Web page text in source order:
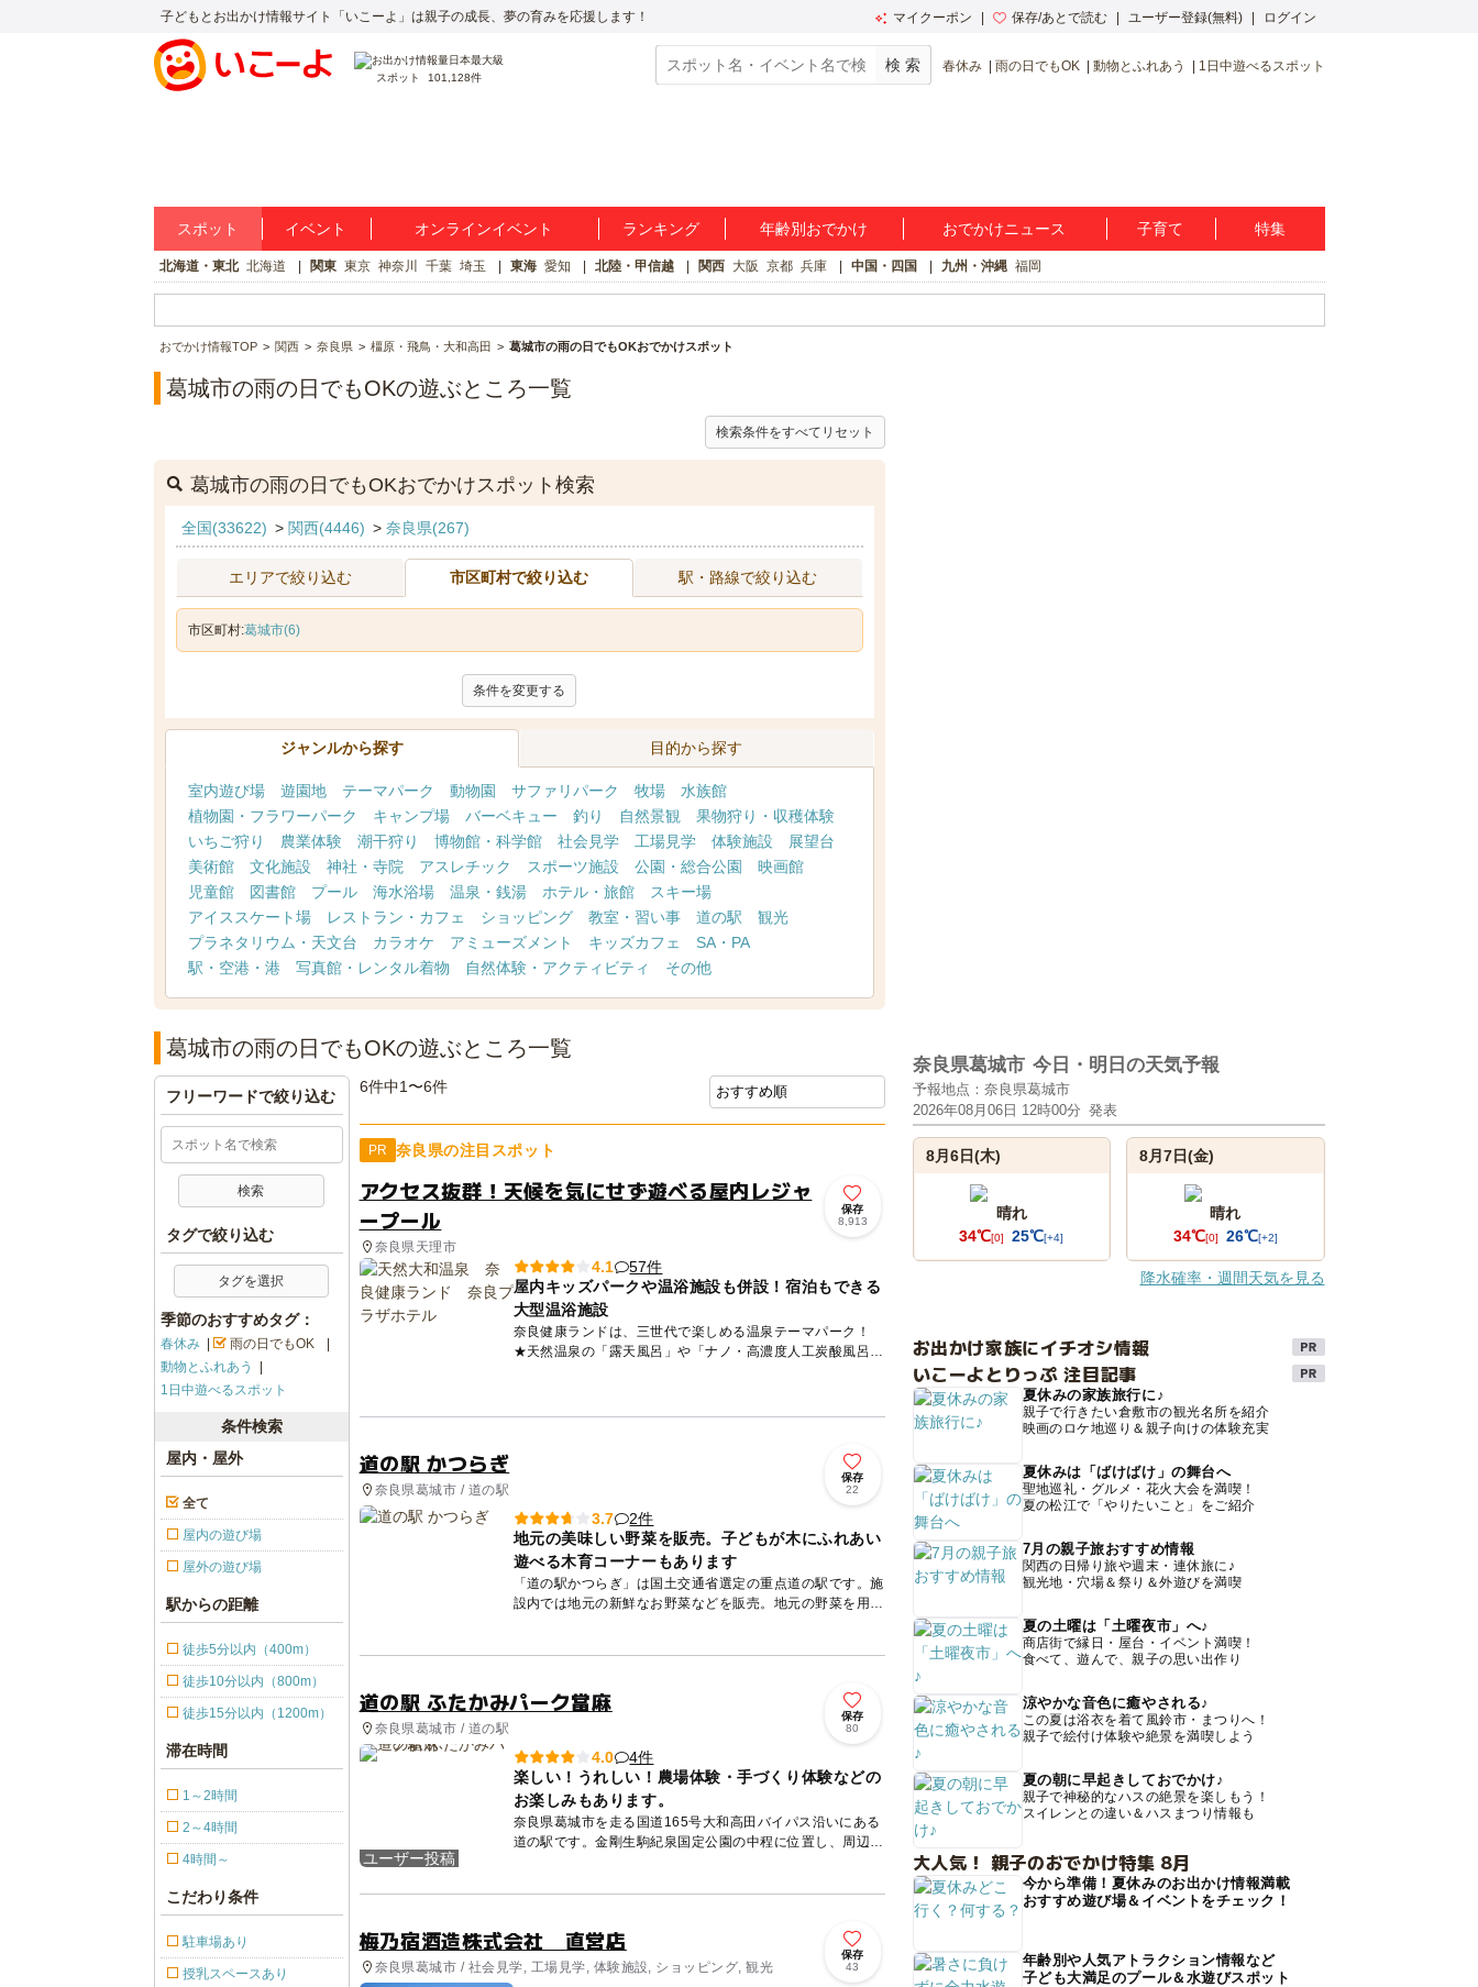
子どもとお出かけ情報サイト「いこーよ」は親子の成長、夢の育みを応援します！ マイクーポン 保存/あとで読む ユーザー登録(無料) ログイン
スポット 101,128件
春休み 雨の日でもOK 動物とふれあう 1日中遊べるスポット
スポット イベント オンラインイベント ランキング 年齢別おでかけ おでかけニュース 子育て 特集
北海道・東北 北海道 関東 東京 神奈川 千葉 埼玉 東海 愛知 北陸・甲信越 関西 大阪 京都 兵庫 中国・四国 九州・沖縄 福岡
おでかけ情報TOP 関西 奈良県 橿原・飛鳥・大和高田 葛城市の雨の日でもOKおでかけスポット
葛城市の雨の日でもOKの遊ぶところ一覧
検索条件をすべてリセット
葛城市の雨の日でもOKおでかけスポット検索
全国(33622) > 関西(4446) > 奈良県(267)
エリアで絞り込む 市区町村で絞り込む 駅・路線で絞り込む
市区町村:葛城市(6)
条件を変更する
ジャンルから探す 目的から探す
室内遊び場 遊園地 テーマパーク 動物園 サファリパーク 牧場
水族館
植物園・フラワーパーク
キャンプ場 バーベキュー 釣り 自然景観
果物狩り・収穫体験
いちご狩り
農業体験 潮干狩り 博物館・科学館 社会見学 工場見学 体験施設
展望台
美術館
文化施設 神社・寺院 アスレチック スポーツ施設 公園・総合公園
映画館
児童館
図書館 プール 海水浴場 温泉・銭湯 ホテル・旅館
スキー場
アイススケート場
レストラン・カフェ ショッピング 教室・習い事 道の駅
観光
プラネタリウム・天文台
カラオケ アミューズメント キッズカフェ
SA・PA
駅・空港・港
写真館・レンタル着物 自然体験・アクティビティ その他
葛城市の雨の日でもOKの遊ぶところ一覧
6件中1〜6件
PR 奈良県の注目スポット
アクセス抜群！天候を気にせず遊べる屋内レジャ
ープール
奈良県天理市
保存
8,913
4.1
57件
屋内キッズパークや温浴施設も併設！宿泊もできる
大型温浴施設
奈良健康ランドは、三世代で楽しめる温泉テーマパーク！
★天然温泉の「露天風呂」や「ナノ・高濃度人工炭酸風呂」
道の駅 かつらぎ
奈良県葛城市 / 道の駅
保存
22
3.7
2件
地元の美味しい野菜を販売。子どもが木にふれあい
遊べる木育コーナーもあります
「道の駅かつらぎ」は国土交通省選定の重点道の駅です。施
設内では地元の新鮮なお野菜などを販売。地元の野菜を用い
道の駅 ふたかみパーク當麻
奈良県葛城市 / 道の駅
保存
80
ユーザー投稿
4.0
4件
楽しい！うれしい！農場体験・手づくり体験などの
お楽しみもあります。
奈良県葛城市を走る国道165号大和高田バイパス沿いにある
道の駅です。金剛生駒紀泉国定公園の中程に位置し、周辺に
梅乃宿酒造株式会社 直営店
奈良県葛城市 / 社会見学, 工場見学, 体験施設, ショッピング, 観光
保存
43
フリーワードで絞り込む
タグで絞り込む
タグを選択
季節のおすすめタグ：
春休み
雨の日でもOK
動物とふれあう
1日中遊べるスポット
条件検索
屋内・屋外
全て
屋内の遊び場
屋外の遊び場
駅からの距離
徒歩5分以内（400m）
徒歩10分以内（800m）
徒歩15分以内（1200m）
滞在時間
1～2時間
2～4時間
4時間～
こだわり条件
駐車場あり
授乳スペースあり
奈良県葛城市 今日・明日の天気予報
予報地点：奈良県葛城市
2026年08月06日 12時00分 発表
8月6日(木)
晴れ
34℃[0] 25℃[+4]
8月7日(金)
晴れ
34℃[0] 26℃[+2]
降水確率・週間天気を見る
お出かけ家族にイチオシ情報
いこーよとりっぷ 注目記事
夏休みの家族旅行に♪
親子で行きたい倉敷市の観光名所を紹介
映画のロケ地巡り＆親子向けの体験充実
夏休みは「ばけばけ」の舞台へ
聖地巡礼・グルメ・花火大会を満喫！
夏の松江で「やりたいこと」をご紹介
7月の親子旅おすすめ情報
関西の日帰り旅や週末・連休旅に♪
観光地・穴場＆祭り＆外遊びを満喫
夏の土曜は「土曜夜市」へ♪
商店街で縁日・屋台・イベント満喫！
食べて、遊んで、親子の思い出作り
涼やかな音色に癒やされる♪
この夏は浴衣を着て風鈴市・まつりへ！
親子で絵付け体験や絶景を満喫しよう
夏の朝に早起きしておでかけ♪
親子で神秘的なハスの絶景を楽しもう！
スイレンとの違い＆ハスまつり情報も
大人気！ 親子のおでかけ特集 8月
今から準備！夏休みのお出かけ情報満載
おすすめ遊び場＆イベントをチェック！
年齢別や人気アトラクション情報など
子ども大満足のプール＆水遊びスポット